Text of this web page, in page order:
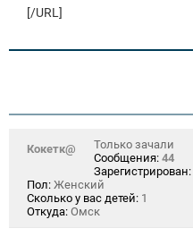
[/URL]
Кокетк@
Только зачали
Сообщения: 44
Зарегистрирован:
Пол: Женский
Сколько у вас детей: 1
Откуда: Омск